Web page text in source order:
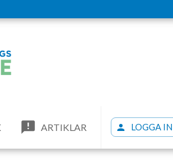
ARTIKLAR LOGGA IN